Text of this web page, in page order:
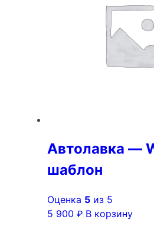
Автолавка —
шаблон
Оценка 5 из 5
5 900 ₽ В корзину